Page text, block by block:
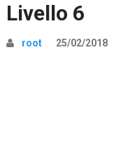
Livello 6
root 25/02/2018